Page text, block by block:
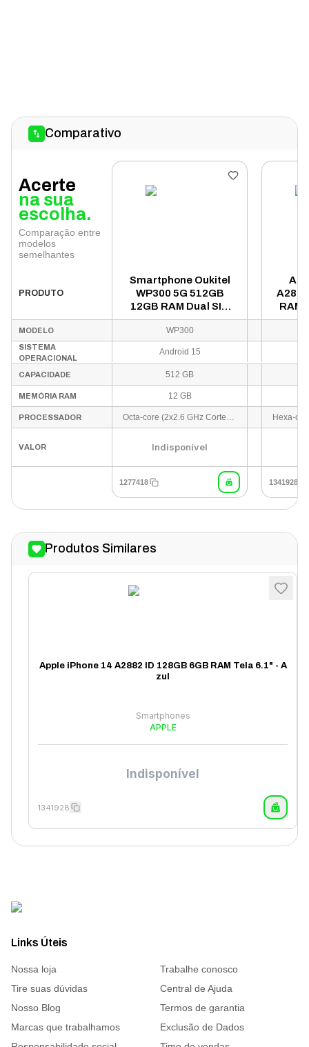
Comparativo
Acerte
na sua
escolha.
Comparação entre
modelos
semelhantes
PRODUTO
Smartphone Oukitel
WP300 5G 512GB
12GB RAM Dual SIM
NFC Tela 6.8" -
Vermelho
RAM
MODELO WP300
SISTEMA
OPERACIONAL
Android 15
CAPACIDADE 512 GB
MEMÓRIA RAM 12 GB
PROCESSADOR Octa-core (2x2.6 GHz Cortex-A78 & 6x2.0 GHz Cortex-A55)
VALOR Indisponível
1277418 1341928
Produtos Similares
Apple iPhone 14 A2882 ID 128GB 6GB RAM Tela 6.1" - A
zul
Smartphones
APPLE
Indisponível
1341928
Links Úteis
Nossa loja
Trabalhe conosco
Tire suas dúvidas
Central de Ajuda
Nosso Blog
Termos de garantia
Marcas que trabalhamos
Exclusão de Dados